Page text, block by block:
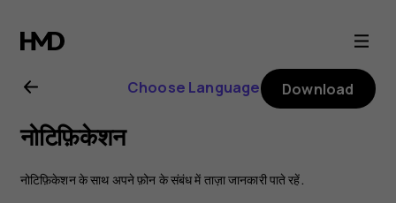
Nokia
2.1
user
guide
Choose Language Download
नोटिफ़िकेशन
नोटिफ़िकेशन के साथ अपने फ़ोन के संबंध में ताज़ा जानकारी पाते रहें.